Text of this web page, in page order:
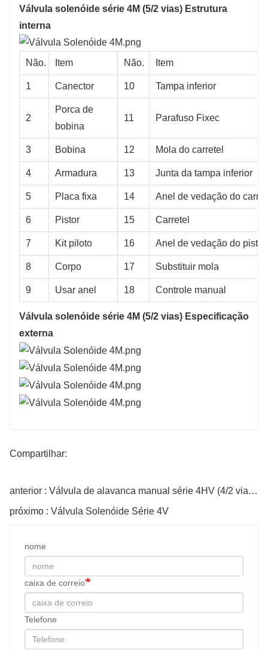
Válvula solenóide série 4M (5/2 vias) Estrutura
interna
Não. Item Não. Item
1 Canector 10 Tampa inferior
2
Porca de
bobina
11 Parafuso Fixec
3 Bobina 12 Mola do carretel
4 Armadura 13 Junta da tampa inferior
5 Placa fixa 14 Anel de vedação do
6 Pistor 15 Carretel
7 Kit piloto 16 Anel de vedação do pistão
8 Corpo 17 Substituir mola
9 Usar anel 18 Controle manual
Válvula solenóide série 4M (5/2 vias) Especificação
externa
Compartilhar:
anterior : Válvula de alavanca manual série 4HV (4/2 vias, 4/3 vias)
próximo : Válvula Solenóide Série 4V
nome
caixa de correio
Telefone